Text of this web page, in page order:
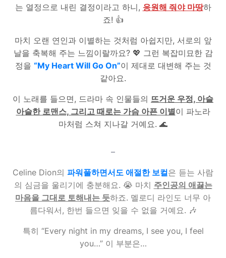
는 열정으로 내린 결정이라고 하니, 응원해 줘야 마땅하
죠! 👍
마치 오랜 연인과 이별하는 것처럼 아쉽지만, 서로의 앞
날을 축복해 주는 느낌이랄까요? 💖 그런 복잡미묘한 감
정을 “My Heart Will Go On”이 제대로 대변해 주는 것
같아요.
이 노래를 들으면, 드라마 속 인물들의 뜨거운 우정, 아슬
아슬한 로맨스, 그리고 때로는 가슴 아픈 이별이 파노라
마처럼 스쳐 지나갈 거예요. 🌊
–
Celine Dion의 파워풀하면서도 애절한 보컬은 듣는 사람
의 심금을 울리기에 충분해요. 😭 마치 주인공의 애끓는
마음을 그대로 토해내는 듯하죠. 멜로디 라인도 너무 아
름다워서, 한번 들으면 잊을 수 없을 거예요. 🎶
특히 “Every night in my dreams, I see you, I feel
you…” 이 부분은…